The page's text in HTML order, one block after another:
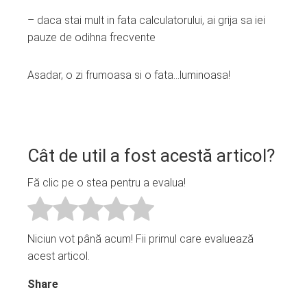
– daca stai mult in fata calculatorului, ai grija sa iei
pauze de odihna frecvente
Asadar, o zi frumoasa si o fata…luminoasa!
Cât de util a fost acestă articol?
Fă clic pe o stea pentru a evalua!
Niciun vot până acum! Fii primul care evaluează
acest articol.
Share